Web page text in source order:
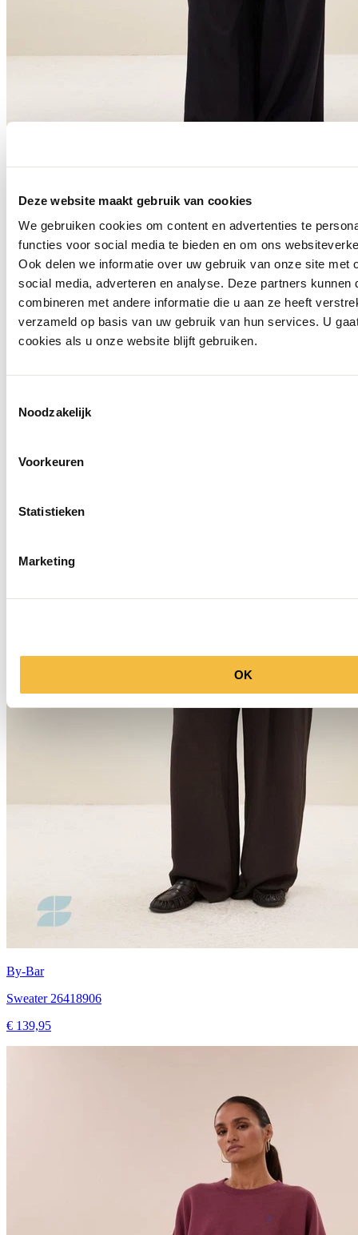
Deze website maakt gebruik van cookies
We gebruiken cookies om content en advertenties te
functies voor social media te bieden en om ons
Ook delen we informatie over uw gebruik van onze site met
social media, adverteren en analyse. Deze partners kunnen
combineren met andere informatie die u aan ze heeft
verzameld op basis van uw gebruik van hun services. U
cookies als u onze website blijft gebruiken.
Noodzakelijk
Voorkeuren
Statistieken
Marketing
OK
By-Bar
Sweater 26418902
€ 159,95
By-Bar
Sweater 26418906
€ 139,95